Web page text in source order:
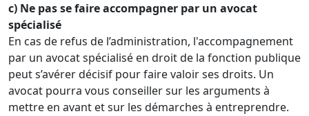
c) Ne pas se faire accompagner par un avocat
spécialisé
En cas de refus de l’administration, l'accompagnement
par un avocat spécialisé en droit de la fonction publique
peut s’avérer décisif pour faire valoir ses droits. Un
avocat pourra vous conseiller sur les arguments à
mettre en avant et sur les démarches à entreprendre.